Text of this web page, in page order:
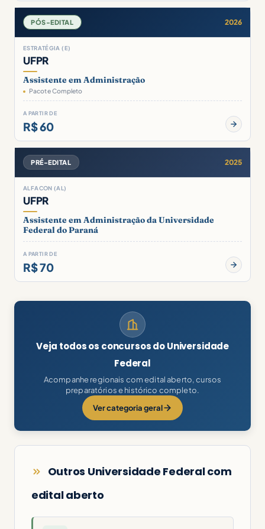
PÓS-EDITAL 2026
ESTRATÉGIA (E)
UFPR
Assistente em Administração
Pacote Completo
A PARTIR DE
R$ 60
PRÉ-EDITAL 2025
ALFACON (AL)
UFPR
Assistente em Administração da Universidade
Federal do Paraná
A PARTIR DE
R$ 70
Veja todos os concursos do Universidade
Federal
Acompanhe regionais com edital aberto, cursos
preparatórios e histórico completo.
Ver categoria geral
Outros Universidade Federal com
edital aberto